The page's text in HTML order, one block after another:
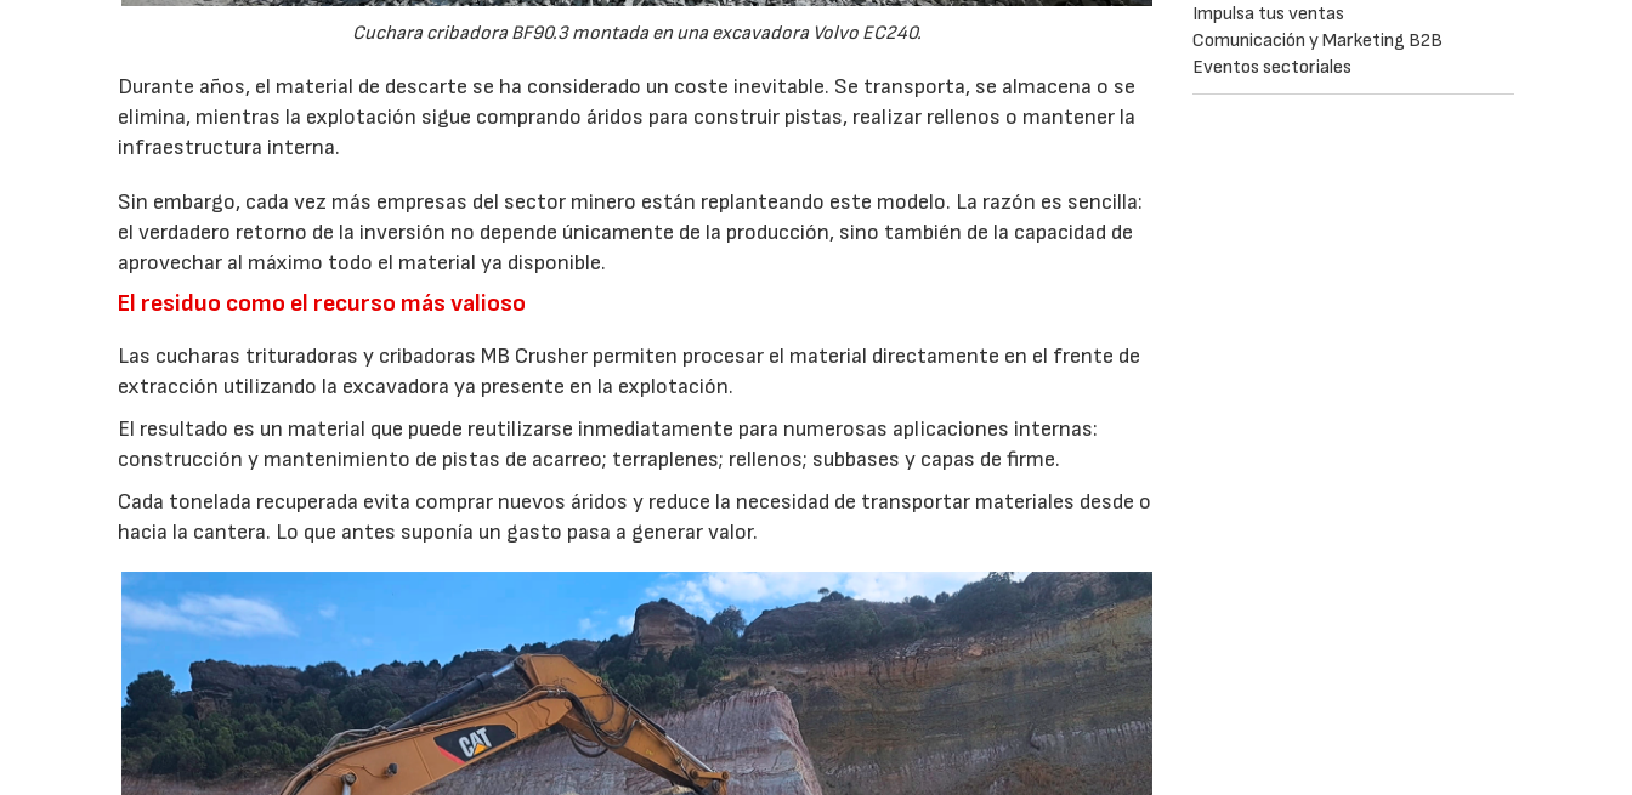
Cuchara cribadora BF90.3 montada en una excavadora Volvo EC240.
Durante años, el material de descarte se ha considerado un coste inevitable. Se transporta, se almacena o se
elimina, mientras la explotación sigue comprando áridos para construir pistas, realizar rellenos o mantener la
infraestructura interna.
Sin embargo, cada vez más empresas del sector minero están replanteando este modelo. La razón es sencilla:
el verdadero retorno de la inversión no depende únicamente de la producción, sino también de la capacidad de
aprovechar al máximo todo el material ya disponible.
El residuo como el recurso más valioso
Las cucharas trituradoras y cribadoras MB Crusher permiten procesar el material directamente en el frente de
extracción utilizando la excavadora ya presente en la explotación.
El resultado es un material que puede reutilizarse inmediatamente para numerosas aplicaciones internas:
construcción y mantenimiento de pistas de acarreo; terraplenes; rellenos; subbases y capas de firme.
Cada tonelada recuperada evita comprar nuevos áridos y reduce la necesidad de transportar materiales desde o
hacia la cantera. Lo que antes suponía un gasto pasa a generar valor.
Impulsa tus ventas
Comunicación y Marketing B2B
Eventos sectoriales